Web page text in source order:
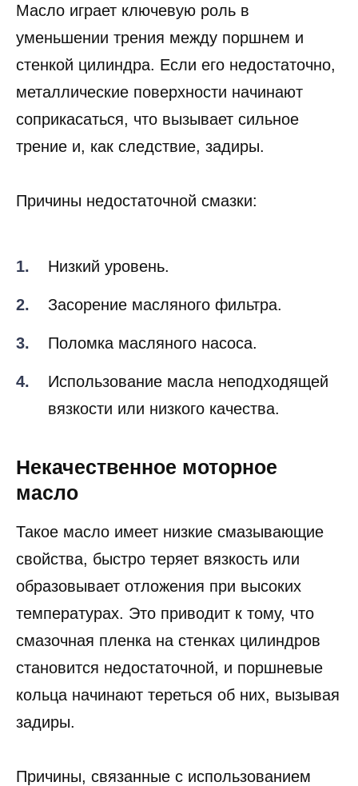
Масло играет ключевую роль в
уменьшении трения между поршнем и
стенкой цилиндра. Если его недостаточно,
металлические поверхности начинают
соприкасаться, что вызывает сильное
трение и, как следствие, задиры.
Причины недостаточной смазки:
Низкий уровень.
Засорение масляного фильтра.
Поломка масляного насоса.
Использование масла неподходящей
вязкости или низкого качества.
Некачественное моторное
масло
Такое масло имеет низкие смазывающие
свойства, быстро теряет вязкость или
образовывает отложения при высоких
температурах. Это приводит к тому, что
смазочная пленка на стенках цилиндров
становится недостаточной, и поршневые
кольца начинают тереться об них, вызывая
задиры.
Причины, связанные с использованием